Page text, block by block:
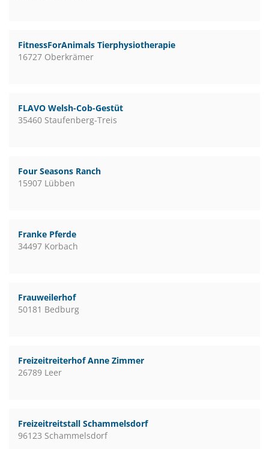
FitnessForAnimals Tierphysiotherapie
16727 Oberkrämer
FLAVO Welsh-Cob-Gestüt
35460 Staufenberg-Treis
Four Seasons Ranch
15907 Lübben
Franke Pferde
34497 Korbach
Frauweilerhof
50181 Bedburg
Freizeitreiterhof Anne Zimmer
26789 Leer
Freizeitreitstall Schammelsdorf
96123 Schammelsdorf